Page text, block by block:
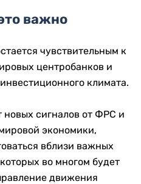
важно
чувствительным к
центробанков и
климата.
сигналов от ФРС и
экономики,
вблизи важных
во многом будет
движения